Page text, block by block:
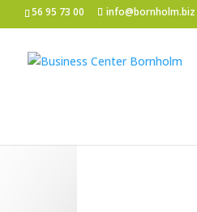
56 95 73 00 info@bornholm.biz